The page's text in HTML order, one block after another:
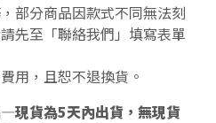
部分商品因款式不同無法刻
先至「聯絡我們」填寫表單
用，且恕不退換貨。
現貨為5天內出貨，無現貨